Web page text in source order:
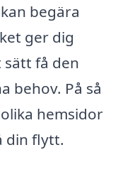
begära
ger dig
få den
behov. På så
hemsidor
din flytt.